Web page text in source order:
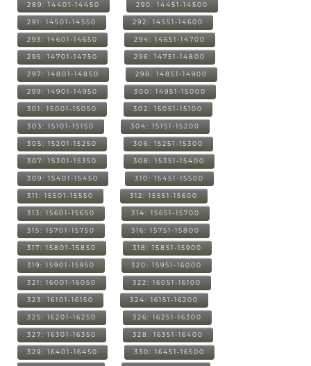
289: 14401-14450 290: 14451-14500
291: 14501-14550 292: 14551-14600
293: 14601-14650 294: 14651-14700
295: 14701-14750 296: 14751-14800
297: 14801-14850 298: 14851-14900
299: 14901-14950 300: 14951-15000
301: 15001-15050 302: 15051-15100
303: 15101-15150 304: 15151-15200
305: 15201-15250 306: 15251-15300
307: 15301-15350 308: 15351-15400
309: 15401-15450 310: 15451-15500
311: 15501-15550 312: 15551-15600
313: 15601-15650 314: 15651-15700
315: 15701-15750 316: 15751-15800
317: 15801-15850 318: 15851-15900
319: 15901-15950 320: 15951-16000
321: 16001-16050 322: 16051-16100
323: 16101-16150 324: 16151-16200
325: 16201-16250 326: 16251-16300
327: 16301-16350 328: 16351-16400
329: 16401-16450 330: 16451-16500